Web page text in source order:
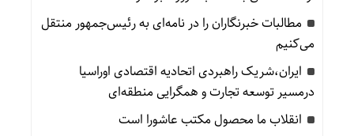
مطالبات خبرنگاران را در نامه‌ای به رئیس‌جمهور منتقل
می‌کنیم
ایران،شریک راهبردی اتحادیه اقتصادی اوراسیا
درمسیر توسعه تجارت و همگرایی منطقه‌ای
انقلاب ما محصول مکتب عاشورا است